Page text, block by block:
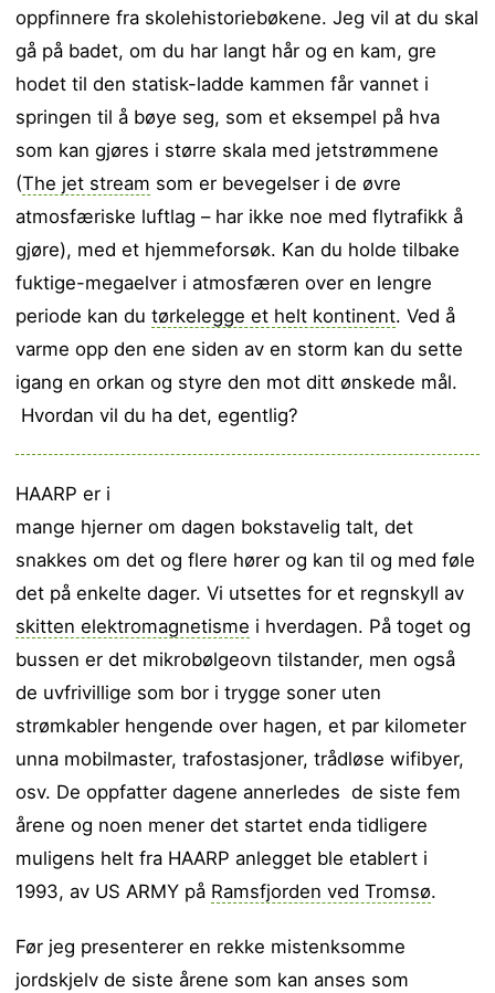
oppfinnere fra skolehistoriebøkene. Jeg vil at du skal
gå på badet, om du har langt hår og en kam, gre
hodet til den statisk-ladde kammen får vannet i
springen til å bøye seg, som et eksempel på hva
som kan gjøres i større skala med jetstrømmene
(The jet stream som er bevegelser i de øvre
atmosfæriske luftlag – har ikke noe med flytrafikk å
gjøre), med et hjemmeforsøk. Kan du holde tilbake
fuktige-megaelver i atmosfæren over en lengre
periode kan dutørkelegge et helt kontinent. Ved å
varme opp den ene siden av en storm kan du sette
igang en orkan og styre den mot ditt ønskede mål.
Hvordan vil du ha det, egentlig?
HAARP er i
mange hjerner om dagen bokstavelig talt, det
snakkes om det og flere hører og kan til og med føle
det på enkelte dager. Vi utsettes for et regnskyll av
skitten elektromagnetisme i hverdagen. På toget og
bussen er det mikrobølgeovn tilstander, men også
de uvfrivillige som bor i trygge soner uten
strømkabler hengende over hagen, et par kilometer
unna mobilmaster, trafostasjoner, trådløse wifibyer,
osv. De oppfatter dagene annerledes de siste fem
årene og noen mener det startet enda tidligere
muligens helt fra HAARP anlegget ble etablert i
1993, av US ARMY på Ramsfjorden ved Tromsø.
Før jeg presenterer en rekke mistenksomme
jordskjelv de siste årene som kan anses som